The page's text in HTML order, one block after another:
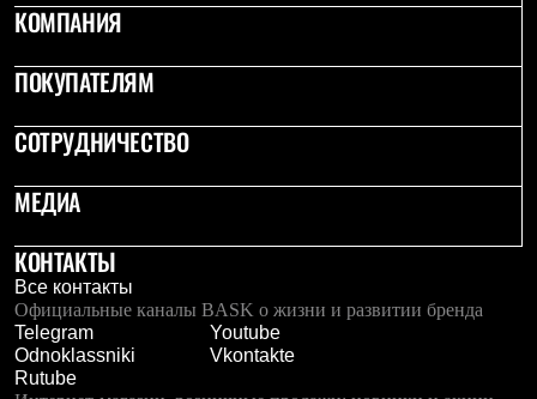
ИДЁМ В ПОХОД
Дневник капитана
Компания
Баск сегодня
История
Отцы основатели
Баск в вашем городе
Контроль качества
Команда Баск
Сотрудничество
Дилерам
Стать дилером
Корпоративным клиентам
Услуги
КОМПАНИЯ
ПОКУПАТЕЛЯМ
СОТРУДНИЧЕСТВО
МЕДИА
КОНТАКТЫ
Все контакты
Официальные каналы BASK о жизни и развитии бренда
Telegram
Youtube
Odnoklassniki
Vkontakte
Rutube